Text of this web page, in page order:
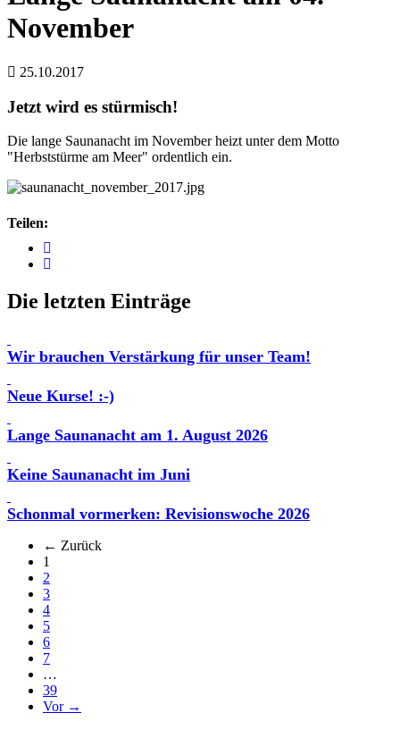
November
25.10.2017
Jetzt wird es stürmisch!
Die lange Saunanacht im November heizt unter dem Motto
"Herbststürme am Meer" ordentlich ein.
Teilen:
Die letzten Einträge
Wir brauchen Verstärkung für unser Team!
Neue Kurse! :-)
Lange Saunanacht am 1. August 2026
Keine Saunanacht im Juni
Schonmal vormerken: Revisionswoche 2026
← Zurück
1
2
3
4
5
6
7
…
39
Vor →